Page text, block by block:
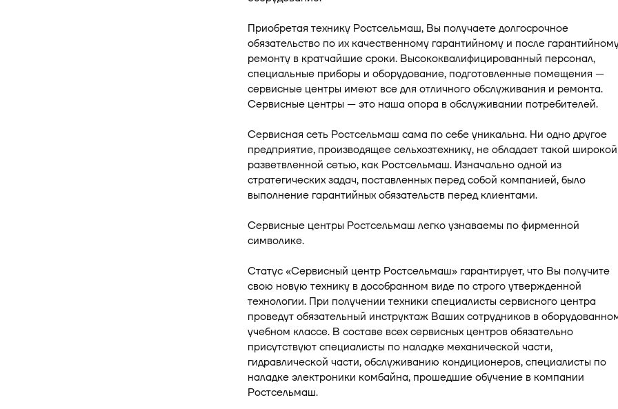
Приобретая технику Ростсельмаш, Вы получаете долгосрочное
обязательство по их качественному гарантийному и после
ремонту в кратчайшие сроки. Высококвалифицированный персонал,
специальные приборы и оборудование, подготовленные помещения —
сервисные центры имеют все для отличного обслуживания и ремонта.
Сервисные центры — это наша опора в обслуживании потребителей.
Сервисная сеть Ростсельмаш сама по себе уникальна. Ни одно другое
предприятие, производящее сельхозтехнику, не обладает такой
разветвленной сетью, как Ростсельмаш. Изначально одной из
стратегических задач, поставленных перед собой компанией, было
выполнение гарантийных обязательств перед клиентами.
Сервисные центры Ростсельмаш легко узнаваемы по фирменной
символике.
Статус «Сервисный центр Ростсельмаш» гарантирует, что Вы получите
свою новую технику в дособранном виде по строго утвержденной
технологии. При получении техники специалисты сервисного центра
проведут обязательный инструктаж Ваших сотрудников в
учебном классе. В составе всех сервисных центров обязательно
присутствуют специалисты по наладке механической части,
гидравлической части, обслуживанию кондиционеров, специалисты по
наладке электроники комбайна, прошедшие обучение в компании
Ростсельмаш.